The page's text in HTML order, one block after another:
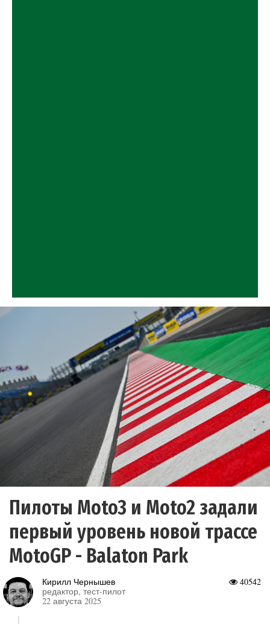
Пилоты Moto3 и Moto2 задали
первый уровень новой трассе
MotoGP - Balaton Park
40542
Кирилл Чернышев
редактор, тест-пилот
22 августа 2025